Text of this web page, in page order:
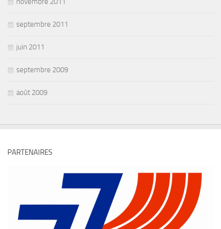
septembre 2011
juin 2011
septembre 2009
août 2009
PARTENAIRES